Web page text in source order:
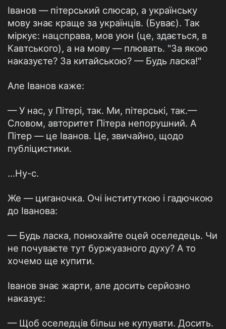
Іванов — пітерський слюсар, а українську
мову знає краще за українців. (Буває). Так
міркує: нацсправа, мов уюн (це, здається, в
Кавтського), а на мову — плювать. "За якою
наказуєте? За китайською? — Будь ласка!"
Але Іванов каже:
— У нас, у Пітері, так. Ми, пітерські, так.—
Словом, авторитет Пітера непорушний. А
Пітер — це Іванов. Це, звичайно, щодо
публіцистики.
...Ну-с.
Же — циганочка. Очі інституткою і гадючкою
до Іванова:
— Будь ласка, понюхайте оцей оселедець. Чи
не почуваєте тут буржуазного духу? А то
хочемо ще купити.
Іванов знає жарти, але досить серйозно
наказує:
— Щоб оселедців більш не купувати. Досить.